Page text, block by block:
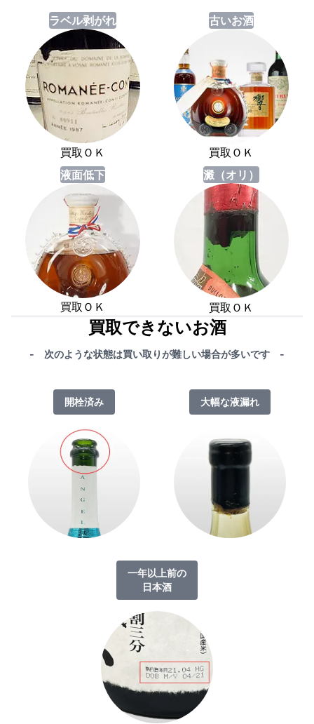
ラベル剥がれ
買取ＯＫ
古いお酒
買取ＯＫ
液面低下
買取ＯＫ
澱（オリ）
買取ＯＫ
買取できないお酒
- 次のような状態は買い取りが難しい場合が多いです -
開栓済み 大幅な液漏れ
一年以上前の
日本酒